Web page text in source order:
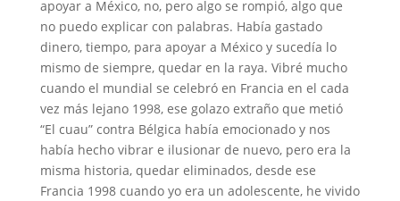
apoyar a México, no, pero algo se rompió, algo que
no puedo explicar con palabras. Había gastado
dinero, tiempo, para apoyar a México y sucedía lo
mismo de siempre, quedar en la raya. Vibré mucho
cuando el mundial se celebró en Francia en el cada
vez más lejano 1998, ese golazo extraño que metió
“El cuau” contra Bélgica había emocionado y nos
había hecho vibrar e ilusionar de nuevo, pero era la
misma historia, quedar eliminados, desde ese
Francia 1998 cuando yo era un adolescente, he vivido